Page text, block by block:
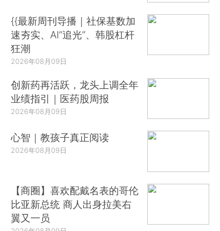
{{最新周刊导播｜社保基数加
速夯实、AI“追光”、韩股杠杆
狂潮
2026年08月09日
创新药再活跃，龙头上调全年
业绩指引｜医药股周报
2026年08月09日
心智｜教孩子真正阅读
2026年08月09日
【商圈】喜欢配戴名表的哥伦
比亚新总统 商人出身拉美右
翼又一员